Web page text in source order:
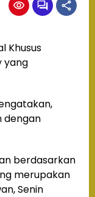
Khusus
yang
dengan
berdasarkan
merupakan
Senin